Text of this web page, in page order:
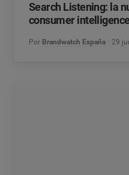
Search Listening: la
consumer
Por Brandwatch España 29